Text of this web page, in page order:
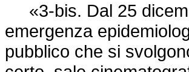
«3-bis. Dal 25
emergenza
pubblico che si